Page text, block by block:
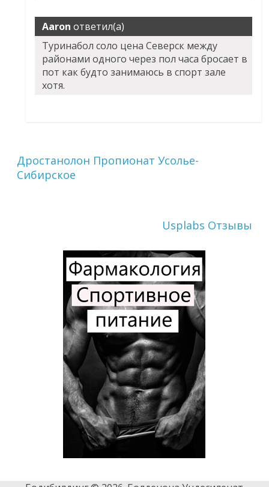
Aaron ответил(а)
Туринабол соло цена Северск между
районами одного через пол часа бросает в
пот как будто занимаюсь в спорт зале
хотя.
Дростанолон Пропионат Усолье-
Сибирское
Usplabs Отзывы